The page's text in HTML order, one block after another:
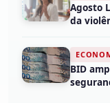
Agosto
da
BID